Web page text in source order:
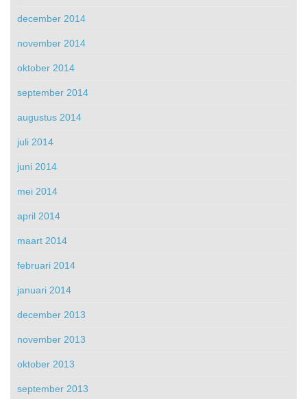
december 2014
november 2014
oktober 2014
september 2014
augustus 2014
juli 2014
juni 2014
mei 2014
april 2014
maart 2014
februari 2014
januari 2014
december 2013
november 2013
oktober 2013
september 2013